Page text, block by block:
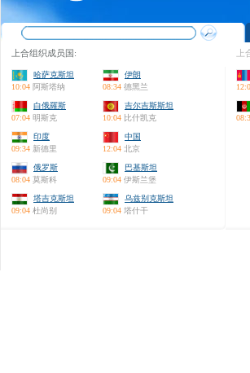
上合组织成员国:
哈萨克斯坦
10:04 阿斯塔纳
伊朗
08:34 德黑兰
白俄羅斯
07:04 明斯克
吉尔吉斯斯坦
10:04 比什凯克
印度
09:34 新德里
中国
12:04 北京
俄罗斯
08:04 莫斯科
巴基斯坦
09:04 伊斯兰堡
塔吉克斯坦
09:04 杜尚别
乌兹别克斯坦
09:04 塔什干